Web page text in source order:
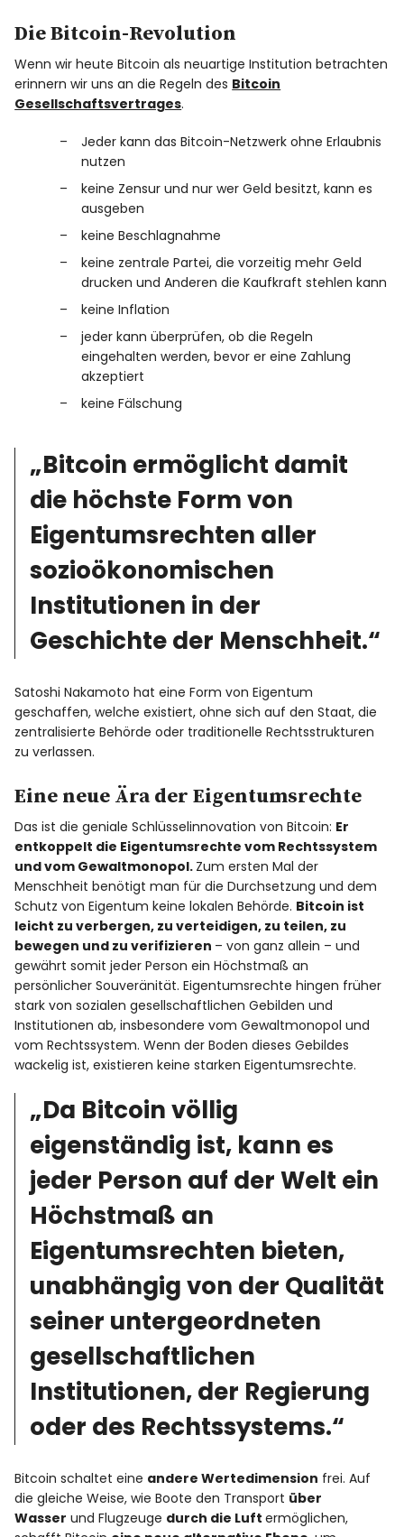
Die Bitcoin-Revolution
Wenn wir heute Bitcoin als neuartige Institution betrachten
erinnern wir uns an die Regeln des Bitcoin
Gesellschaftsvertrages.
Jeder kann das Bitcoin-Netzwerk ohne Erlaubnis
nutzen
keine Zensur und nur wer Geld besitzt, kann es
ausgeben
keine Beschlagnahme
keine zentrale Partei, die vorzeitig mehr Geld
drucken und Anderen die Kaufkraft stehlen kann
keine Inflation
jeder kann überprüfen, ob die Regeln
eingehalten werden, bevor er eine Zahlung
akzeptiert
keine Fälschung
„Bitcoin ermöglicht damit
die höchste Form von
Eigentumsrechten aller
sozioökonomischen
Institutionen in der
Geschichte der Menschheit.“
Satoshi Nakamoto hat eine Form von Eigentum
geschaffen, welche existiert, ohne sich auf den Staat, die
zentralisierte Behörde oder traditionelle Rechtsstrukturen
zu verlassen.
Eine neue Ära der Eigentumsrechte
Das ist die geniale Schlüsselinnovation von Bitcoin: Er
entkoppelt die Eigentumsrechte vom Rechtssystem
und vom Gewaltmonopol. Zum ersten Mal der
Menschheit benötigt man für die Durchsetzung und dem
Schutz von Eigentum keine lokalen Behörde. Bitcoin ist
leicht zu verbergen, zu verteidigen, zu teilen, zu
bewegen und zu verifizieren – von ganz allein – und
gewährt somit jeder Person ein Höchstmaß an
persönlicher Souveränität. Eigentumsrechte hingen früher
stark von sozialen gesellschaftlichen Gebilden und
Institutionen ab, insbesondere vom Gewaltmonopol und
vom Rechtssystem. Wenn der Boden dieses Gebildes
wackelig ist, existieren keine starken Eigentumsrechte.
„Da Bitcoin völlig
eigenständig ist, kann es
jeder Person auf der Welt ein
Höchstmaß an
Eigentumsrechten bieten,
unabhängig von der Qualität
seiner untergeordneten
gesellschaftlichen
Institutionen, der Regierung
oder des Rechtssystems.“
Bitcoin schaltet eine andere Wertedimension frei. Auf
die gleiche Weise, wie Boote den Transport über
Wasser und Flugzeuge durch die Luftermöglichen,